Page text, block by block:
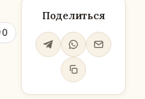
0
Поделиться